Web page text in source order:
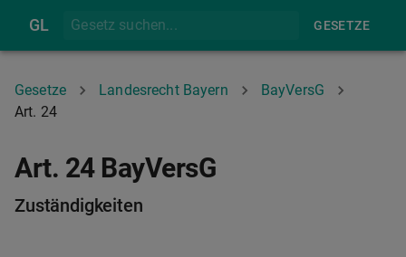
GL GESETZE
Gesetze Landesrecht Bayern
BayVersG
Art. 24
Art. 24 BayVersG
Zuständigkeiten